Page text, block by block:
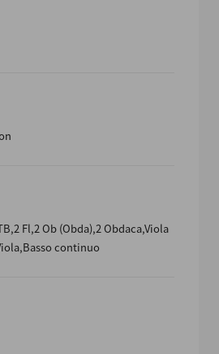
Fl,2 Ob (Obda),2 Obdaca,Viola
continuo